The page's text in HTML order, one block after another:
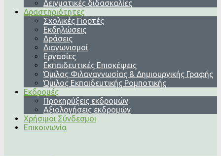
Δειγματικές διδασκαλίες
Δραστηριότητες
Σχολικές Γιορτές
Εκδηλώσεις
Δράσεις
Διαγωνισμοί
Εργασίες
Εκπαιδευτικές Επισκέψεις
Όμιλος Φιλαναγνωσίας & Δημιουργικής Γραφής
Όμιλος Εκπαιδευτικής Ρομποτικής
Εκδρομές
Προκηρύξεις εκδρομών
Αξιολογήσεις εκδρομών
Χρήσιμοι Σύνδεσμοι
Επικοινωνία